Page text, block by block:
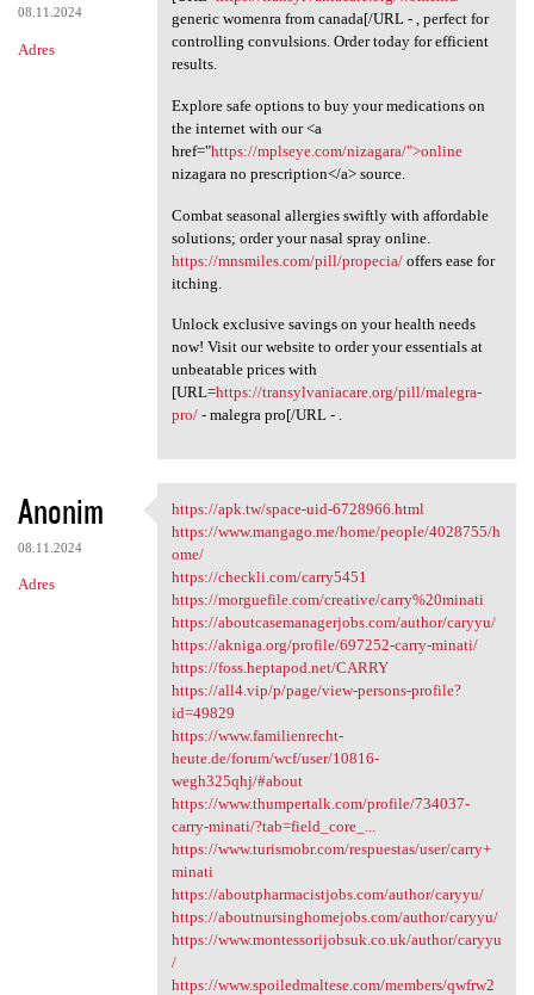
08.11.2024
Adres
generic womenra from canada[/URL - , perfect for
controlling convulsions. Order today for efficient
results.
Explore safe options to buy your medications on
the internet with our <a
href="https://mplseye.com/nizagara/">online
nizagara no prescription</a> source.
Combat seasonal allergies swiftly with affordable
solutions; order your nasal spray online.
https://mnsmiles.com/pill/propecia/offers ease for
itching.
Unlock exclusive savings on your health needs
now! Visit our website to order your essentials at
unbeatable prices with
[URL=https://transylvaniacare.org/pill/malegra-
pro/- malegra pro[/URL - .
Anonim
08.11.2024
Adres
https://apk.tw/space-uid
https://apk.tw/space-uid-6728966.html
https://www.mangago.me/home/people/4028755/h
ome/
https://checkli.com/carry5451
https://morguefile.com/creative/carry%20minati
https://aboutcasemanagerjobs.com/author/caryyu/
https://akniga.org/profile/697252-carry-minati/
https://foss.heptapod.net/CARRY
https://all4.vip/p/page/view-persons-profile?
id=49829
https://www.familienrecht-
heute.de/forum/wcf/user/10816-
wegh325qhj/#about
https://www.thumpertalk.com/profile/734037-
carry-minati/?tab=field_core_...
https://www.turismobr.com/respuestas/user/carry+
minati
https://aboutpharmacistjobs.com/author/caryyu/
https://aboutnursinghomejobs.com/author/caryyu/
https://www.montessorijobsuk.co.uk/author/caryyu
/
https://www.spoiledmaltese.com/members/qwfrw2